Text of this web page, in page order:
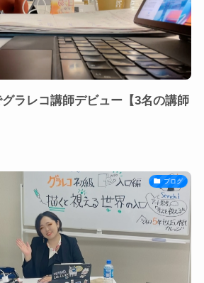
グラレコ講師デビュー【3名の講師
ブログ